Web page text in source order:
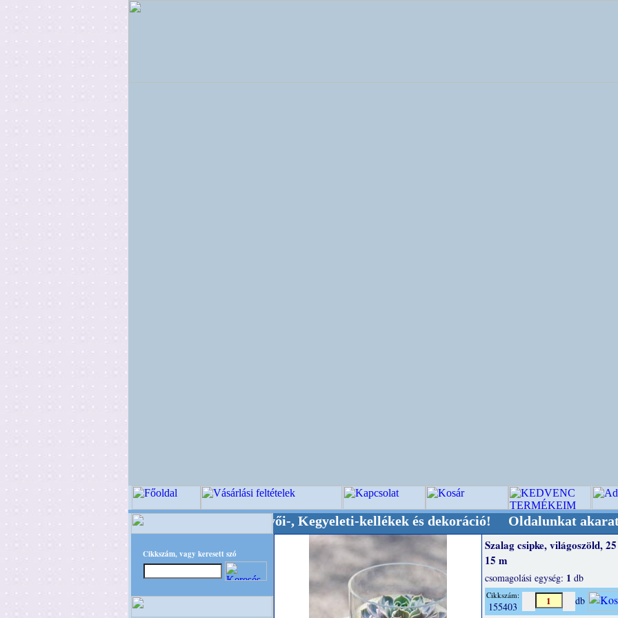
Cikkszám, vagy keresett szó
Minőségi Virágkötészeti-, Esküvői-, Kegyeleti-kellékek és dekoráció! Oldalunkat akarattal
Szalag csipke, világoszöld,
15 m
csomagolási egység: 1 db
Cikkszám:
155403 db